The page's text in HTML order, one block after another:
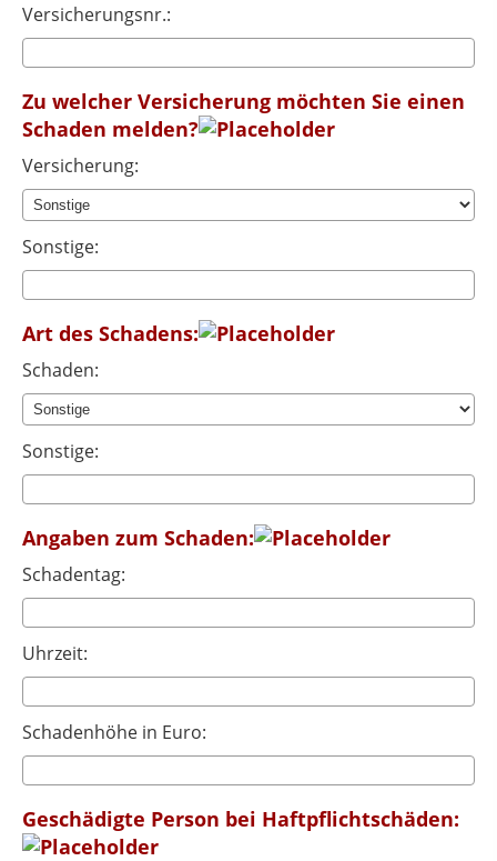
Versicherungsnr.:
Zu welcher Versicherung möchten Sie einen
Schaden melden?
Versicherung:
Sonstige:
Art des Schadens:
Schaden:
Sonstige:
Angaben zum Schaden:
Schadentag:
Uhrzeit:
Schadenhöhe in Euro:
Geschädigte Person bei Haftpflichtschäden: